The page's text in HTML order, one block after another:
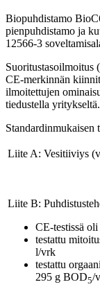
Biopuhdistamo
pienpuhdistamo ja
12566-3
Suoritustasoilmoitus
CE-merkinnän
ilmoitettujen
tiedustella yritykseltä.
Standardinmukaisen
Liite A: Vesitiiviys
Liite B:
CE-testissä
testattu
l/vrk
testattu
295 g BOD5/